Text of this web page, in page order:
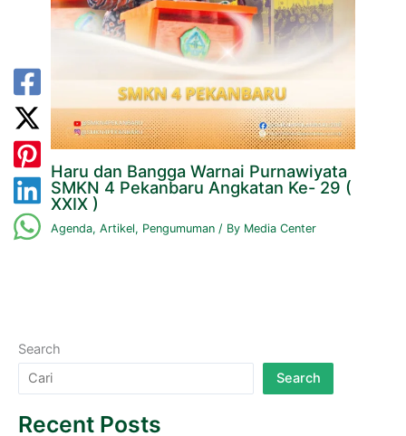
Haru dan Bangga Warnai Purnawiyata
SMKN 4 Pekanbaru Angkatan Ke- 29 (
XXIX )
Agenda,Artikel, Pengumuman / By Media Center
Search
Search
Recent Posts